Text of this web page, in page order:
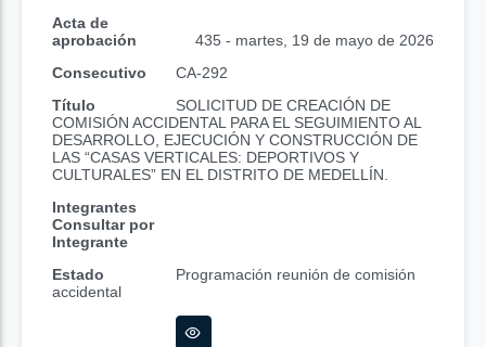
Acta de
aprobación
435 - martes, 19 de mayo de 2026
Consecutivo
CA-292
Título
SOLICITUD DE CREACIÓN DE
COMISIÓN ACCIDENTAL PARA EL SEGUIMIENTO AL
DESARROLLO, EJECUCIÓN Y CONSTRUCCIÓN DE
LAS “CASAS VERTICALES: DEPORTIVOS Y
CULTURALES” EN EL DISTRITO DE MEDELLÍN.
Integrantes
Consultar por
Integrante
Estado
Programación reunión de comisión
accidental